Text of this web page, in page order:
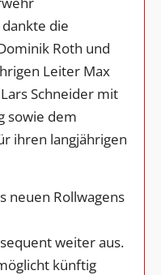
die
Roth und
Leiter Max
Schneider mit
sowie dem
ihren langjährigen
neuen Rollwagens
weiter aus.
künftig